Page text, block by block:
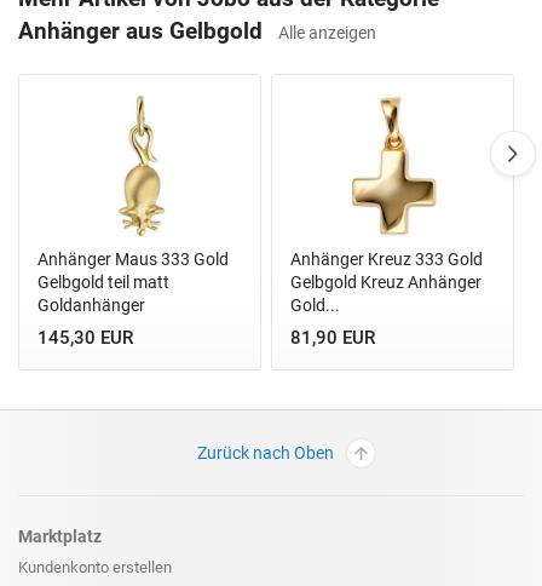
Anhänger aus Gelbgold
Alle anzeigen
Anhänger Maus 333 Gold
Gelbgold teil matt
Goldanhänger
145,30 EUR
Anhänger Kreuz 333 Gold
Gelbgold Kreuz Anhänger
Gold...
81,90 EUR
Zurück nach Oben
Marktplatz
Kundenkonto erstellen